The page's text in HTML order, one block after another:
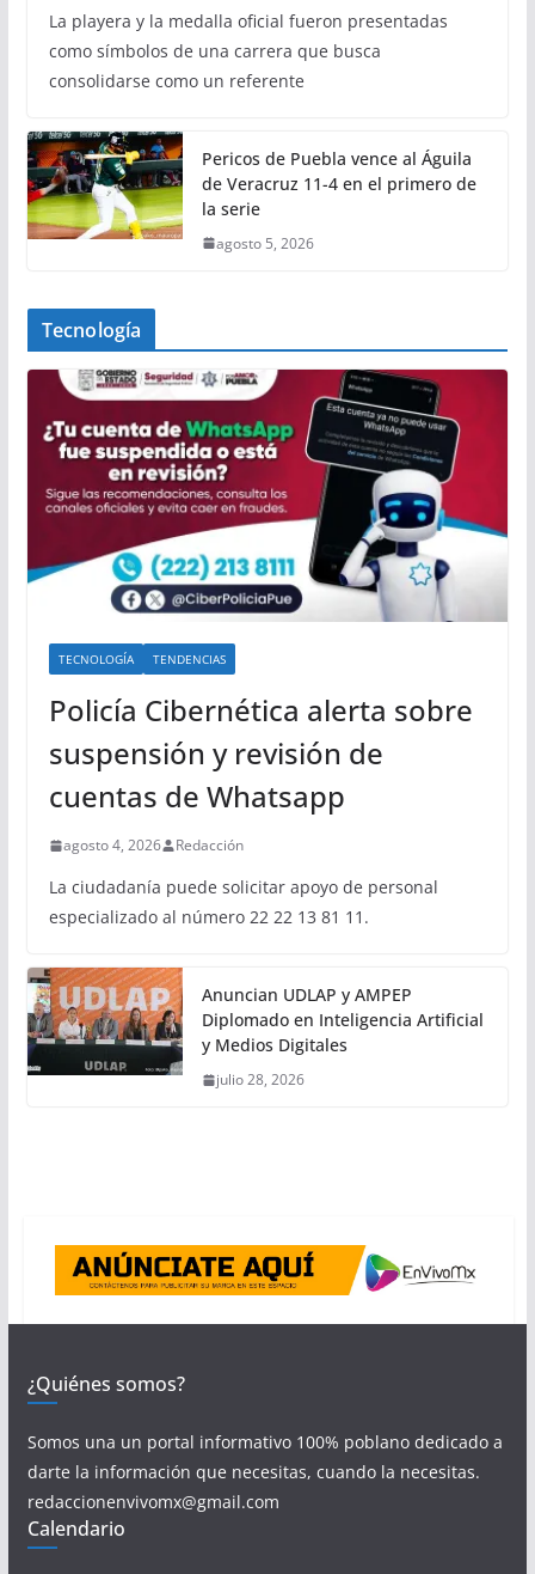
La playera y la medalla oficial fueron presentadas
como símbolos de una carrera que busca
consolidarse como un referente
Pericos de Puebla vence al Águila
de Veracruz 11-4 en el primero de
la serie
agosto 5, 2026
Tecnología
TECNOLOGÍA TENDENCIAS
Policía Cibernética alerta sobre
suspensión y revisión de
cuentas de Whatsapp
agosto 4, 2026 Redacción
La ciudadanía puede solicitar apoyo de personal
especializado al número 22 22 13 81 11.
Anuncian UDLAP y AMPEP
Diplomado en Inteligencia Artificial
y Medios Digitales
julio 28, 2026
¿Quiénes somos?
Somos una un portal informativo 100% poblano dedicado a
darte la información que necesitas, cuando la necesitas.
redaccionenvivomx@gmail.com
Calendario